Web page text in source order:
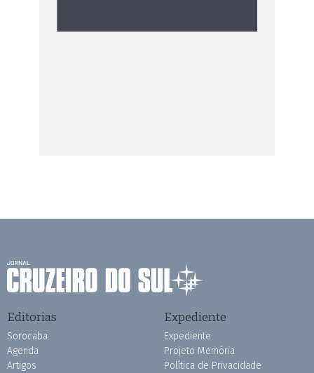
Editorias
Sorocaba
Agenda
Artigos
Expediente
Expediente
Projeto Memória
Política de Privacidade